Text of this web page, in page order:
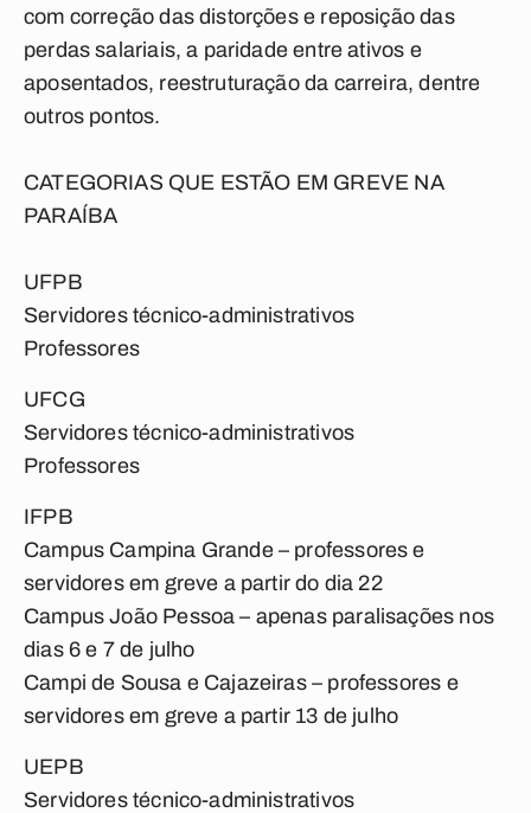
com correção das distorções e reposição das
perdas salariais, a paridade entre ativos e
aposentados, reestruturação da carreira, dentre
outros pontos.
CATEGORIAS QUE ESTÃO EM GREVE NA
PARAÍBA
UFPB
Servidores técnico-administrativos
Professores
UFCG
Servidores técnico-administrativos
Professores
IFPB
Campus Campina Grande – professores e
servidores em greve a partir do dia 22
Campus João Pessoa – apenas paralisações nos
dias 6 e 7 de julho
Campi de Sousa e Cajazeiras – professores e
servidores em greve a partir 13 de julho
UEPB
Servidores técnico-administrativos